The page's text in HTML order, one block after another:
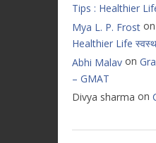
Tips : Healthier
Mya L. P. Frost on
Healthier Life
Abhi Malav on
– GMAT
Divya sharma on